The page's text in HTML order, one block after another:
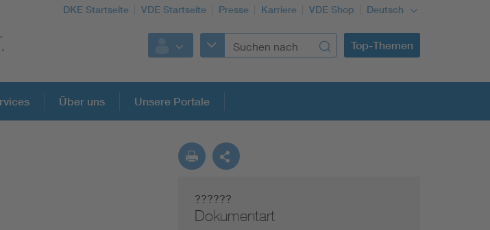
DKE Startseite VDE Startseite Presse Karriere VDE Shop Deutsch
Top-Themen
im Kontext der Normung
Funktionale Sicherheit schützt den Menschen
Über uns Unsere Portale
??????
Dokumentart